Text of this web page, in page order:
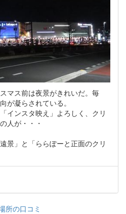
マス前は夜景がきれいだ。毎
が凝らされている。
インスタ映え」よろしく、クリ
人が・・・
景」と「ららぽーと正面のクリ
所の口コミ